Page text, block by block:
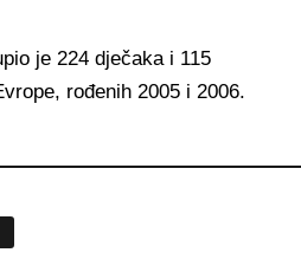
je 224 dječaka i 115
rođenih 2005 i 2006.